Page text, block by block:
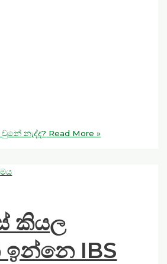
නැද්ද? Read More »
කියල
IBS